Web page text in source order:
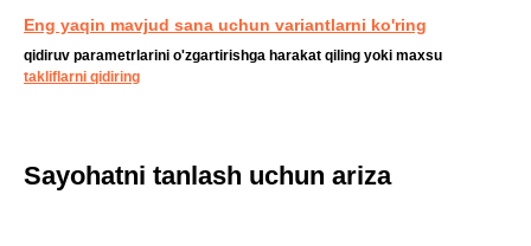
Eng yaqin mavjud sana uchun variantlarni ko'ring
qidiruv parametrlarini o'zgartirishga harakat qiling yoki maxsu
takliflarni qidiring
Sayohatni tanlash uchun ariza